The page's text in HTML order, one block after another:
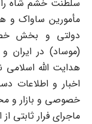
سلطنت خشم شاه را
مأمورین ساواک و
دولتی و بخش
(موساد) در ایران
هدایت الله اسلامی
اخبار و اطلاعات
خصوصی و بازار و
ماجرای فرار ثابتی از